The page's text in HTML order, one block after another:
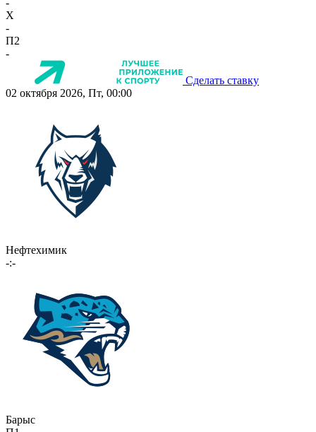
-
X
-
П2
-
Сделать ставку
02 октября 2026, Пт, 00:00
Нефтехимик
-:-
Барыс